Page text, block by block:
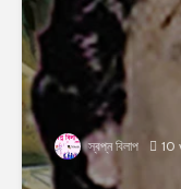
স্বপ্ন বিলাপ 10